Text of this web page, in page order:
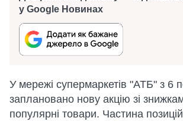
у Google Новинах
У мережі супермаркетів "АТБ" з 6
заплановано нову акцію зі
популярні товари. Частина